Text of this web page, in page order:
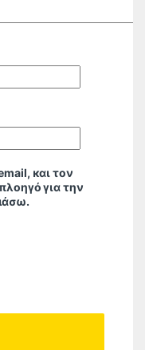
και τον
για την